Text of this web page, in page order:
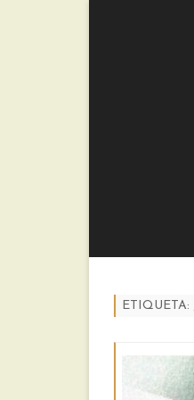
ETIQUETA: